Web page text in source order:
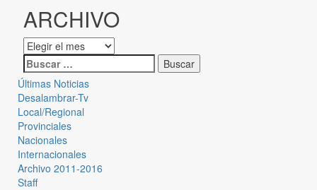
ARCHIVO
Últimas Noticias
Desalambrar-Tv
Local/Regional
Provinciales
Nacionales
Internacionales
Archivo 2011-2016
Staff